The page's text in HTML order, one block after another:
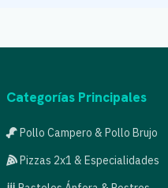
Categorías Principales
Pollo Campero & Pollo Brujo
Pizzas 2x1 & Especialidades